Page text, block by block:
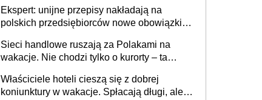
Ekspert: unijne przepisy nakładają na
polskich przedsiębiorców nowe obowiązki w
Sieci handlowe ruszają za Polakami na
wakacje. Nie chodzi tylko o kurorty – ta
tam, gdzie wielu spędzi urlop po cichu
Właściciele hoteli cieszą się z dobrej
koniunktury w wakacje. Spłacają długi, ale